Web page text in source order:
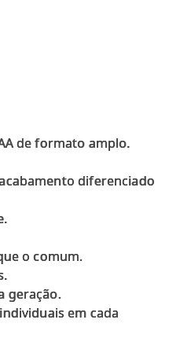
de formato amplo.
diferenciado
o comum.
geração.
em cada